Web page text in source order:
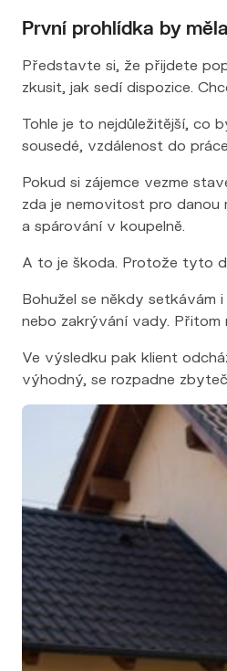
První prohlídka by
Představte si, že přijdete
zkusit, jak sedí dispozice.
Tohle je to nejdůležitější, co
sousedé, vzdálenost do
Pokud si zájemce vezme
zda je nemovitost pro
a spárování v koupelně.
A to je škoda. Protože tyto
Bohužel se někdy setkávám
nebo zakrývání vady. Přitom
Ve výsledku pak klient
výhodný, se rozpadne